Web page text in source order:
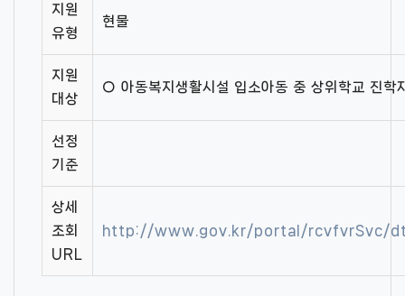
지원
유형
현물
지원
대상
○ 아동복지생활시설 입소아동 중 상위학교 진학
선정
기준
상세
조회
URL
http://www.gov.kr/portal/rcvfvrSvc/